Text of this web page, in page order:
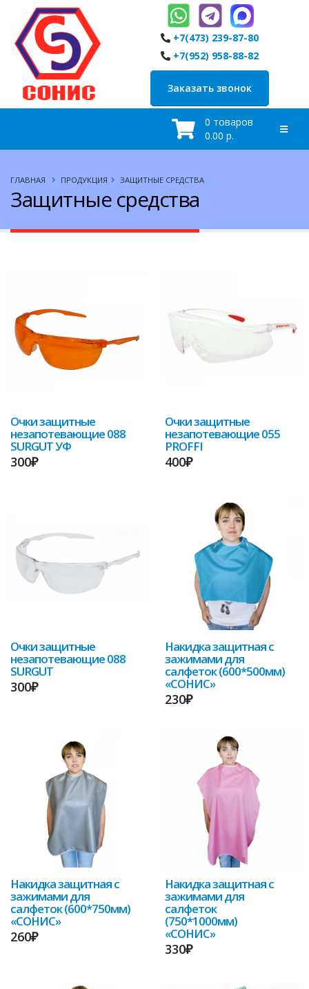
+7(473) 239-87-80
+7(952) 958-88-82
Заказать звонок
0 товаров
0.00 р.
Защитные средства
ГЛАВНАЯ ПРОДУКЦИЯ ЗАЩИТНЫЕ СРЕДСТВА
Очки защитные
незапотевающие 088
SURGUT УФ
300₽
Очки защитные
незапотевающие 055
PROFFI
400₽
Очки защитные
незапотевающие 088
SURGUT
300₽
Накидка защитная с
зажимами для
салфеток (600*500мм)
«СОНИС»
230₽
Накидка защитная с
зажимами для
салфеток (600*750мм)
«СОНИС»
260₽
Накидка защитная с
зажимами для
салфеток
(750*1000мм)
«СОНИС»
330₽